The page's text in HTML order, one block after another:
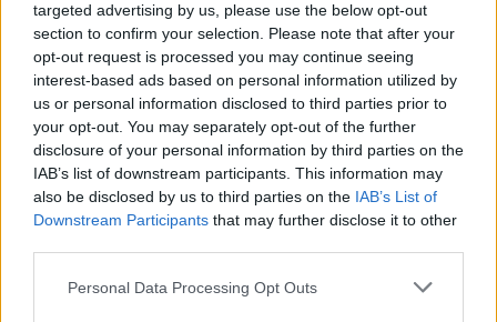
targeted advertising by us, please use the below opt-out
section to confirm your selection. Please note that after your
opt-out request is processed you may continue seeing
interest-based ads based on personal information utilized by
us or personal information disclosed to third parties prior to
your opt-out. You may separately opt-out of the further
disclosure of your personal information by third parties on the
IAB’s list of downstream participants. This information may
also be disclosed by us to third parties on the IAB’s List of
Downstream Participants that may further disclose it to other
Please note that this website/app uses one or more Google
Personal Data Processing Opt Outs
hogy „100 millió forintért külföldre repüljenek. De
mondhatjuk, hogy luxusirodát bérelnek maguknak,
amelynek havi bérleti díja is közel 10 millió forint.
Ha pedig lesétálunk a Kereskedelmi és Iparkamara
mélygarázsába, akkor luxusautókat látunk
mindenhol. Világosan látszik, hogy amíg a
kamarának saját magára jut pénze, amíg Parragh